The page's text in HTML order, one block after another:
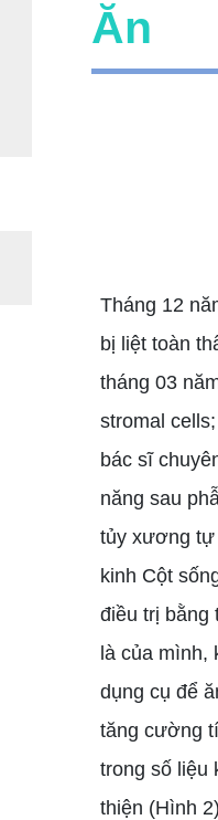
Ăn
Tháng 12
bị liệt toàn
tháng 03
stromal
bác sĩ
năng sau
tủy xương tự
kinh Cột
điều trị bằng
là của mình,
dụng cụ để
tăng cường
trong số liệu
thiện (Hình